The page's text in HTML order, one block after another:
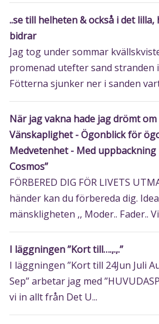
..se till helheten & också i det lilla,
bidrar
Jag tog under sommar
promenad utefter sand stranden
Fötterna sjunker ner i sanden
När jag vakna hade jag drömt
Vänskaplighet - Ögonblick för
Medvetenhet - Med uppbackning
Cosmos”
FÖRBERED DIG FÖR LIVETS
händer kan du förbereda dig.
mänskligheten ,, Moder.. Fader..
I läggningen ”Kort till….,.,.”
I läggningen ”Kort till 24Jun Juli
Sep” arbetar jag med
vi in allt från Det U...